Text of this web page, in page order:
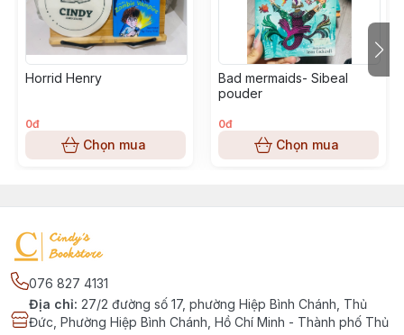
Horrid Henry
0đ
Chọn mua
Bad mermaids- Sibeal
pouder
0đ
Chọn mua
076 827 4131
Địa chỉ: 27/2 đường số 17, phường Hiệp Bình Chánh, Thủ
Đức, Phường Hiệp Bình Chánh, Hồ Chí Minh - Thành phố Thủ